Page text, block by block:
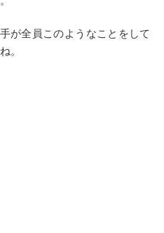
が全員このようなことをして
。